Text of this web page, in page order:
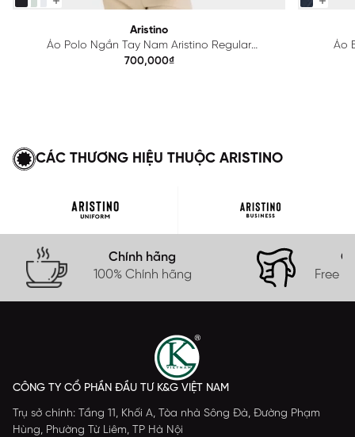
Aristino
Áo Polo Ngắn Tay Nam Aristino Regular
APS615EDP01
700,000₫
Áo
CÁC THƯƠNG HIỆU THUỘC ARISTINO
Chính hãng
100% Chính hãng
Free
CÔNG TY CỔ PHẦN ĐẦU TƯ K&G VIỆT NAM
Trụ sở chính: Tầng 11, Khối A, Tòa nhà Sông Đà, Đường Phạm
Hùng, Phường Từ Liêm, TP Hà Nội